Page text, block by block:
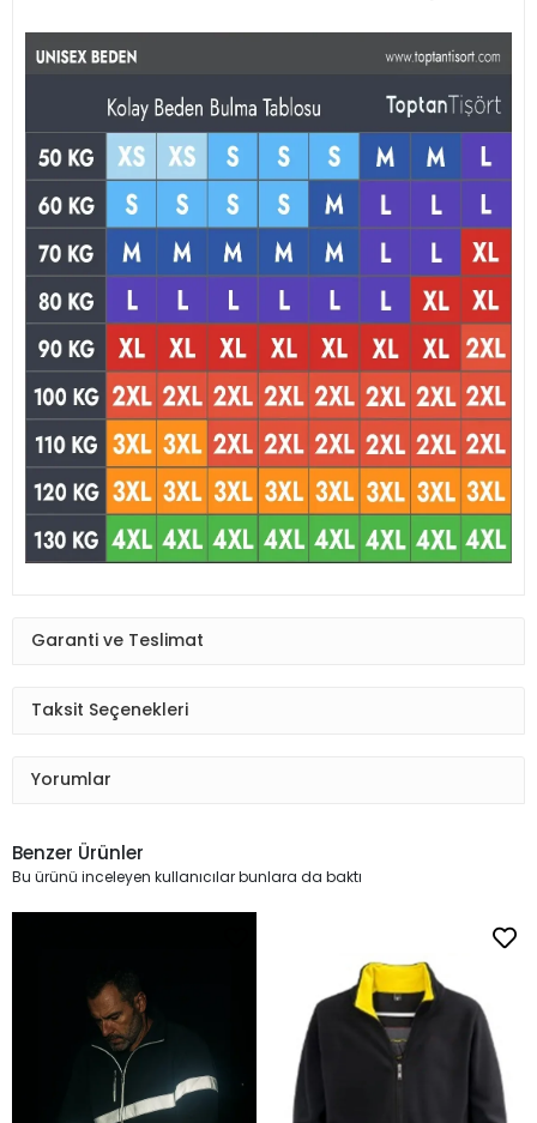
Garanti ve Teslimat
Taksit Seçenekleri
Yorumlar
Benzer Ürünler
Bu ürünü inceleyen kullanıcılar bunlara da baktı